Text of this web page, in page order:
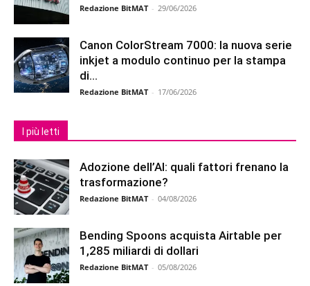
Redazione BitMAT - 29/06/2026
Canon ColorStream 7000: la nuova serie
inkjet a modulo continuo per la stampa
di...
Redazione BitMAT - 17/06/2026
I più letti
Adozione dell’AI: quali fattori frenano la
trasformazione?
Redazione BitMAT - 04/08/2026
Bending Spoons acquista Airtable per
1,285 miliardi di dollari
Redazione BitMAT - 05/08/2026